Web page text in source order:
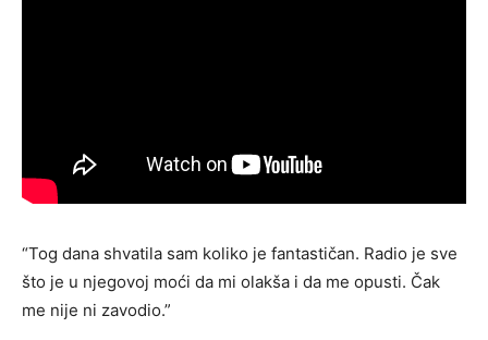
“Tog dana shvatila sam koliko je fantastičan. Radio je sve
što je u njegovoj moći da mi olakša i da me opusti. Čak
me nije ni zavodio.”